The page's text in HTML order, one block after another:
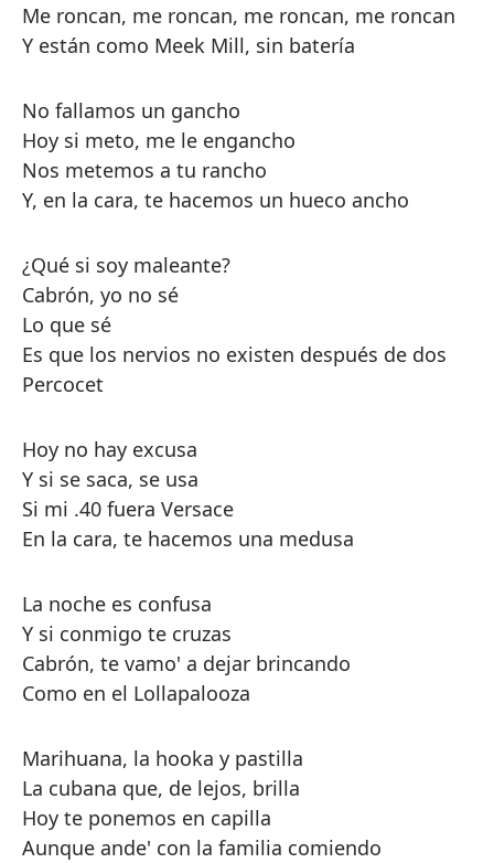
Me roncan, me roncan, me roncan, me roncan
Y están como Meek Mill, sin batería
No fallamos un gancho
Hoy si meto, me le engancho
Nos metemos a tu rancho
Y, en la cara, te hacemos un hueco ancho
¿Qué si soy maleante?
Cabrón, yo no sé
Lo que sé
Es que los nervios no existen después de dos
Percocet
Hoy no hay excusa
Y si se saca, se usa
Si mi .40 fuera Versace
En la cara, te hacemos una medusa
La noche es confusa
Y si conmigo te cruzas
Cabrón, te vamo' a dejar brincando
Como en el Lollapalooza
Marihuana, la hooka y pastilla
La cubana que, de lejos, brilla
Hoy te ponemos en capilla
Aunque ande' con la familia comiendo